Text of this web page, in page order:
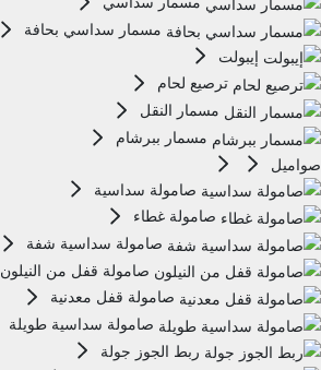
مسمار سداسي بحافة
إيبولت
ترصيع لحام
مسمار النقل
مسمار ببرشام
صواميل
صامولة سداسية
صامولة غطاء
صامولة سداسية شفة
صامولة قفل من النيلون
صامولة قفل معدنية
صامولة سداسية طويلة
ربط الجوز جولة